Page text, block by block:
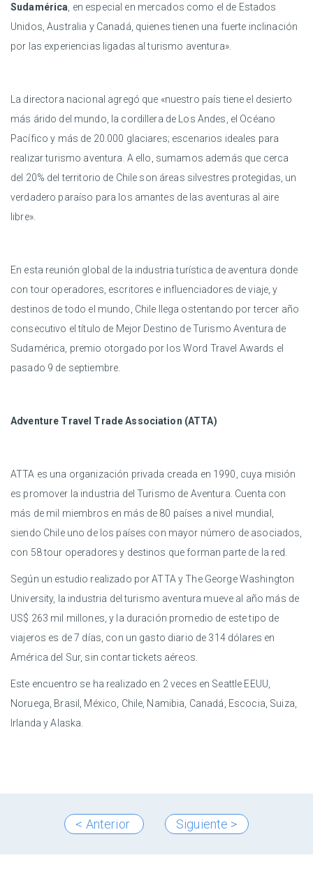
Sudamérica , en especial en mercados como el de Estados
Unidos, Australia y Canadá, quienes tienen una fuerte inclinación
por las experiencias ligadas al turismo aventura».
La directora nacional agregó que «nuestro país tiene el desierto
más árido del mundo, la cordillera de Los Andes, el Océano
Pacífico y más de 20.000 glaciares; escenarios ideales para
realizar turismo aventura. A ello, sumamos además que cerca
del 20% del territorio de Chile son áreas silvestres protegidas, un
verdadero paraíso para los amantes de las aventuras al aire
libre».
En esta reunión global de la industria turística de aventura donde
con tour operadores, escritores e influenciadores de viaje, y
destinos de todo el mundo, Chile llega ostentando por tercer año
consecutivo el título de Mejor Destino de Turismo Aventura de
Sudamérica, premio otorgado por los Word Travel Awards el
pasado 9 de septiembre.
Adventure Travel Trade Association (ATTA)
ATTA es una organización privada creada en 1990, cuya misión
es promover la industria del Turismo de Aventura. Cuenta con
más de mil miembros en más de 80 países a nivel mundial,
siendo Chile uno de los países con mayor número de asociados,
con 58 tour operadores y destinos que forman parte de la red.
Según un estudio realizado por ATTA y The George Washington
University, la industria del turismo aventura mueve al año más de
US$ 263 mil millones, y la duración promedio de este tipo de
viajeros es de 7 días, con un gasto diario de 314 dólares en
América del Sur, sin contar tickets aéreos.
Este encuentro se ha realizado en 2 veces en Seattle EEUU,
Noruega, Brasil, México, Chile, Namibia, Canadá, Escocia, Suiza,
Irlanda y Alaska.
< Anterior Siguiente >